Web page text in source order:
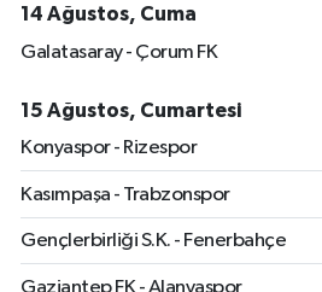
14 Ağustos, Cuma
Galatasaray - Çorum FK
15 Ağustos, Cumartesi
Konyaspor - Rizespor
Kasımpaşa - Trabzonspor
Gençlerbirliği S.K. - Fenerbahçe
Gaziantep FK - Alanyaspor